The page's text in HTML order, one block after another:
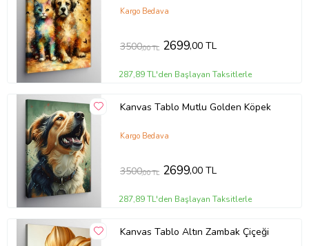
Kargo Bedava
3500,00 TL 2699,00 TL
287,89 TL'den Başlayan Taksitlerle
Kanvas Tablo Mutlu Golden Köpek
Kargo Bedava
3500,00 TL 2699,00 TL
287,89 TL'den Başlayan Taksitlerle
Kanvas Tablo Altın Zambak Çiçeği